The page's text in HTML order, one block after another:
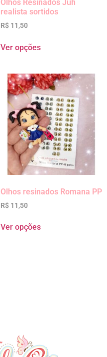
Olhos Resinados Juh
realista sortidos
R$ 11,50
Ver opções
Olhos resinados Romana PP
R$ 11,50
Ver opções